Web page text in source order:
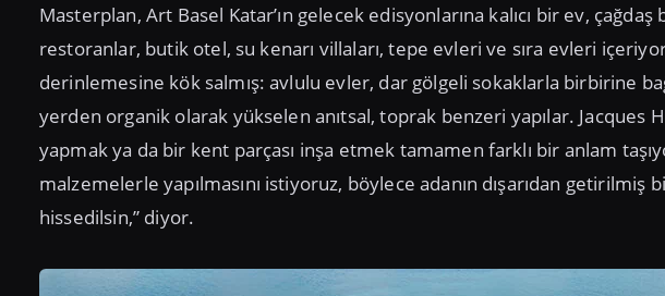
Masterplan, Art Basel Katar’ın gelecek edisyonlarına kalıcı bir ev,
restoranlar, butik otel, su kenarı villaları, tepe evleri ve sıra evleri
derinlemesine kök salmış: avlulu evler, dar gölgeli sokaklarla birbirine
yerden organik olarak yükselen anıtsal, toprak benzeri yapılar. Jacques
yapmak ya da bir kent parçası inşa etmek tamamen farklı bir anlam
malzemelerle yapılmasını istiyoruz, böylece adanın dışarıdan
hissedilsin,” diyor.